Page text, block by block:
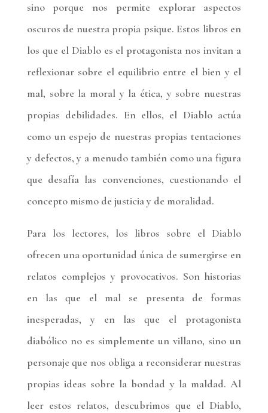
sino porque nos permite explorar aspectos
oscuros de nuestra propia psique. Estos libros en
los que el Diablo es el protagonista nos invitan a
reflexionar sobre el equilibrio entre el bien y el
mal, sobre la moral y la ética, y sobre nuestras
propias debilidades. En ellos, el Diablo actúa
como un espejo de nuestras propias tentaciones
y defectos, y a menudo también como una figura
que desafía las convenciones, cuestionando el
concepto mismo de justicia y de moralidad.
Para los lectores, los libros sobre el Diablo
ofrecen una oportunidad única de sumergirse en
relatos complejos y provocativos. Son historias
en las que el mal se presenta de formas
inesperadas, y en las que el protagonista
diabólico no es simplemente un villano, sino un
personaje que nos obliga a reconsiderar nuestras
propias ideas sobre la bondad y la maldad. Al
leer estos relatos, descubrimos que el Diablo,